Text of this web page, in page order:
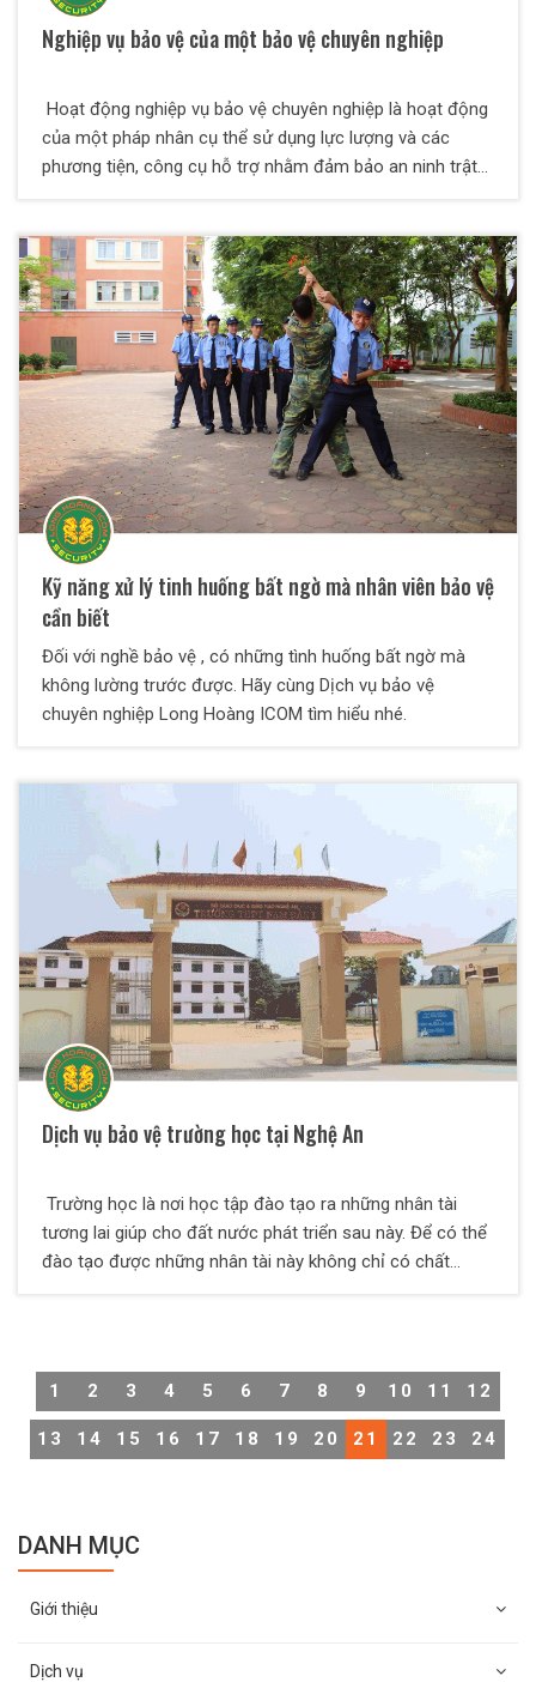
Nghiệp vụ bảo vệ của một bảo vệ chuyên nghiệp
Hoạt động nghiệp vụ bảo vệ chuyên nghiệp là hoạt động
của một pháp nhân cụ thể sử dụng lực lượng và các
phương tiện, công cụ hỗ trợ nhằm đảm bảo an ninh trật
phần giữ gìn an ninh trật tự, an toàn xã hội.
Kỹ năng xử lý tinh huống bất ngờ mà nhân viên bảo vệ
cần biết
Đối với nghề bảo vệ , có những tình huống bất ngờ mà
không lường trước được. Hãy cùng Dịch vụ bảo vệ
chuyên nghiệp Long Hoàng ICOM tìm hiểu nhé.
Dịch vụ bảo vệ trường học tại Nghệ An
Trường học là nơi học tập đào tạo ra những nhân tài
tương lai giúp cho đất nước phát triển sau này. Để có thể
đào tạo được những nhân tài này không chỉ có chất
viên trường.
1 2 3 4 5 6 7 8 9 10 11 12
13 14 15 16 17 18 19 20 21 22 23 24
DANH MỤC
Giới thiệu
Dịch vụ